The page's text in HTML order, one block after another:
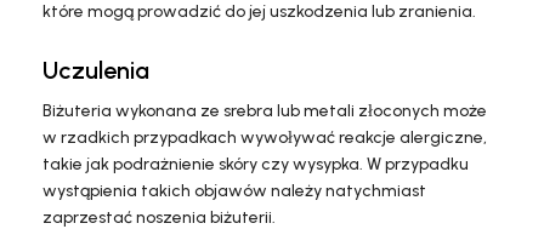
które mogą prowadzić do jej uszkodzenia lub zranienia.
Uczulenia
Biżuteria wykonana ze srebra lub metali złoconych może
w rzadkich przypadkach wywoływać reakcje alergiczne,
takie jak podrażnienie skóry czy wysypka. W przypadku
wystąpienia takich objawów należy natychmiast
zaprzestać noszenia biżuterii.